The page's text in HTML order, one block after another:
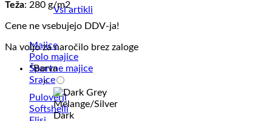
Vsi artikli
Majice
Polo majice
Športne majice
Srajce
Puloverji
Softshelli
Teža: 280 g/m2
Cene ne vsebujejo DDV-ja!
Na voljo za naročilo brez zaloge
*Barva
Dark